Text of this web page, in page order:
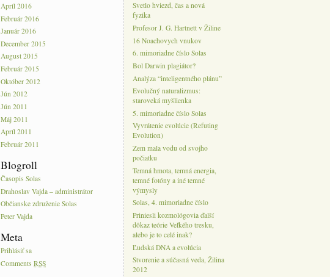
Apríl 2016
Február 2016
Január 2016
December 2015
August 2015
Február 2015
Október 2012
Jún 2012
Jún 2011
Máj 2011
Apríl 2011
Február 2011
Blogroll
Časopis Solas
Drahoslav Vajda – administrátor
Občianske združenie Solas
Peter Vajda
Meta
Prihlásiť sa
CommentsRSS
Svetlo hviezd, čas a nová
fyzika
Profesor J. G. Hartnett v Žiline
16 Noachovych vnukov
6. mimoriadne číslo Solas
Bol Darwin plagiátor?
Analýza “inteligentného plánu”
Evolučný naturalizmus:
staroveká myšlienka
5. mimoriadne číslo Solas
Vyvrátenie evolúcie (Refuting
Evolution)
Zem mala vodu od svojho
počiatku
Temná hmota, temná energia,
temné fotóny a iné temné
výmysly
Solas, 4. mimoriadne číslo
Priniesli kozmológovia ďalší
dôkaz teórie Veľkého tresku,
alebo je to celé inak?
Ľudská DNA a evolúcia
Stvorenie a súčasná veda, Žilina
2012